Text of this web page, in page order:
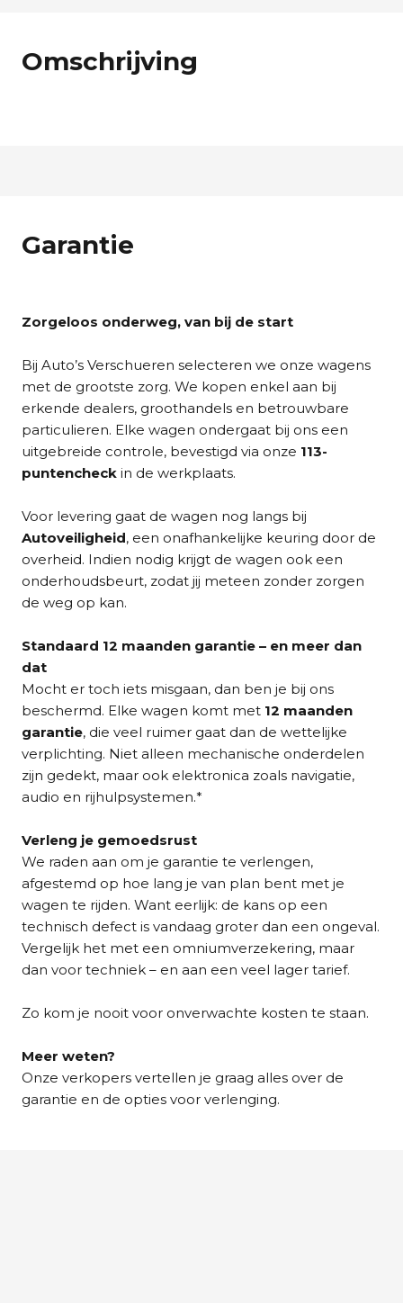
Omschrijving
Garantie
Zorgeloos onderweg, van bij de start
Bij Auto’s Verschueren selecteren we onze wagens
met de grootste zorg. We kopen enkel aan bij
erkende dealers, groothandels en betrouwbare
particulieren. Elke wagen ondergaat bij ons een
uitgebreide controle, bevestigd via onze 113-
puntencheck in de werkplaats.
Voor levering gaat de wagen nog langs bij
Autoveiligheid, een onafhankelijke keuring door de
overheid. Indien nodig krijgt de wagen ook een
onderhoudsbeurt, zodat jij meteen zonder zorgen
de weg op kan.
Standaard 12 maanden garantie – en meer dan
dat
Mocht er toch iets misgaan, dan ben je bij ons
beschermd. Elke wagen komt met 12 maanden
garantie, die veel ruimer gaat dan de wettelijke
verplichting. Niet alleen mechanische onderdelen
zijn gedekt, maar ook elektronica zoals navigatie,
audio en rijhulpsystemen.*
Verleng je gemoedsrust
We raden aan om je garantie te verlengen,
afgestemd op hoe lang je van plan bent met je
wagen te rijden. Want eerlijk: de kans op een
technisch defect is vandaag groter dan een ongeval.
Vergelijk het met een omniumverzekering, maar
dan voor techniek – en aan een veel lager tarief.
Zo kom je nooit voor onverwachte kosten te staan.
Meer weten?
Onze verkopers vertellen je graag alles over de
garantie en de opties voor verlenging.